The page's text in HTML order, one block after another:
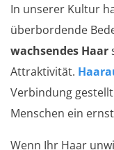
In unserer Kultur
überbordende
wachsendes Haar
Attraktivität.
Verbindung
Menschen ein
Wenn Ihr Haar